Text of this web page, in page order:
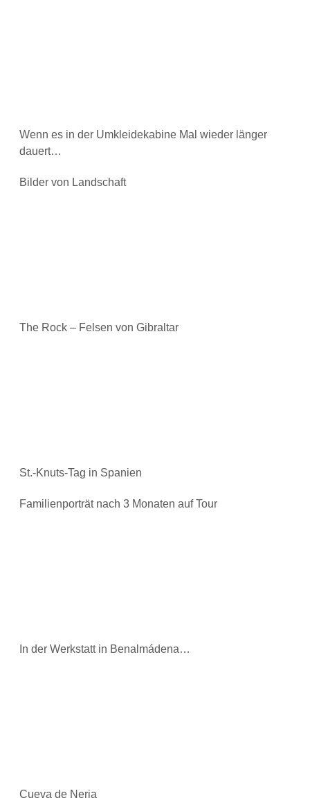
Wenn es in der Umkleidekabine Mal wieder länger
dauert…
Bilder von Landschaft
The Rock – Felsen von Gibraltar
St.-Knuts-Tag in Spanien
Familienporträt nach 3 Monaten auf Tour
In der Werkstatt in Benalmádena…
Cueva de Nerja